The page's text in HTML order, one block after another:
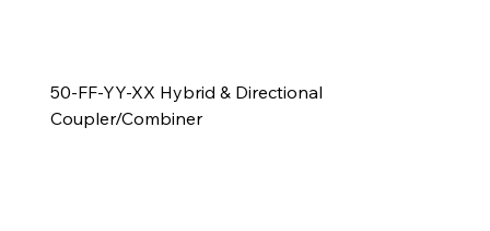
50-FF-YY-XX Hybrid & Directional
Coupler/Combiner